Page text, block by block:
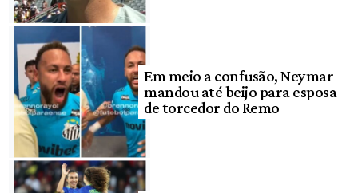
Em meio a confusão, Neymar
mandou até beijo para esposa
de torcedor do Remo